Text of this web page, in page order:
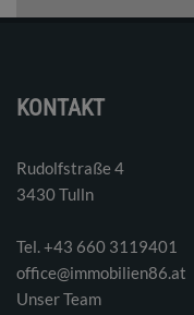
KONTAKT
Rudolfstraße 4
3430 Tulln
Tel. ‭+43 660 3119401‬
office@immobilien86.at
Unser Team